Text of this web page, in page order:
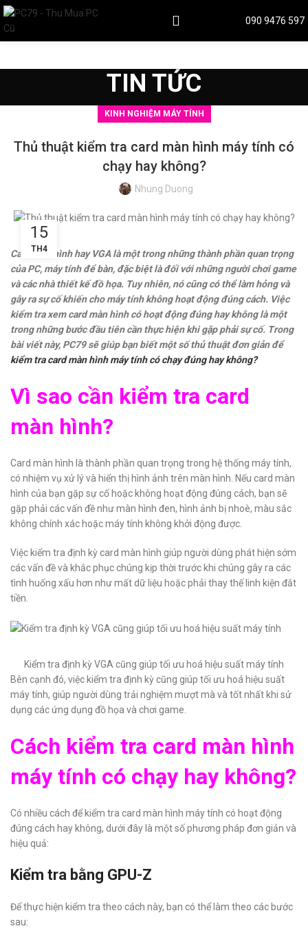
090 9476 597
TIN TỨC
KINH NGHIỆM MÁY TÍNH
Thủ thuật kiểm tra card màn hình máy tính có
chạy hay không?
Nhung Duong
15
TH4
Card màn hình hay VGA là một trong những thành phần quan trọng
của PC, máy tính để bàn, đặc biệt là đối với những người chơi game
và các nhà thiết kế đồ họa. Tuy nhiên, nó cũng có thể làm hỏng và
gây ra sự cố khiến cho máy tính không hoạt động đúng cách. Việc
kiểm tra xem card màn hình có hoạt động đúng hay không là một
trong những bước đầu tiên cần thực hiện khi gặp phải sự cố. Trong
bài viết này, PC79 sẽ giúp bạn biết một số thủ thuật đơn giản để
kiểm tra card màn hình máy tính có chạy đúng hay không?
Vì sao cần kiểm tra card
màn hình?
Card màn hình là thành phần quan trọng trong hệ thống máy tính,
có nhiệm vụ xử lý và hiển thị hình ảnh trên màn hình. Nếu card màn
hình của bạn gặp sự cố hoặc không hoạt động đúng cách, bạn sẽ
gặp phải các vấn đề như màn hình đen, hình ảnh bị nhoè, màu sắc
không chính xác hoặc máy tính không khởi động được.
Việc kiểm tra định kỳ card màn hình giúp người dùng phát hiện sớm
các vấn đề và khắc phục chúng kịp thời trước khi chúng gây ra các
tình huống xấu hơn như mất dữ liệu hoặc phải thay thế linh kiện đắt
tiền.
Kiểm tra định kỳ VGA cũng giúp tối ưu hoá hiệu suất máy tính
Bên cạnh đó, việc kiểm tra định kỳ cũng giúp tối ưu hoá hiệu suất
máy tính, giúp người dùng trải nghiệm mượt mà và tốt nhất khi sử
dụng các ứng dụng đồ họa và chơi game.
Cách kiểm tra card màn hình
máy tính có chạy hay không?
Có nhiều cách để kiểm tra card màn hình máy tính có hoạt động
đúng cách hay không, dưới đây là một số phương pháp đơn giản và
hiệu quả:
Kiểm tra bằng GPU-Z
Để thực hiện kiểm tra theo cách này, bạn có thể làm theo các bước
sau: